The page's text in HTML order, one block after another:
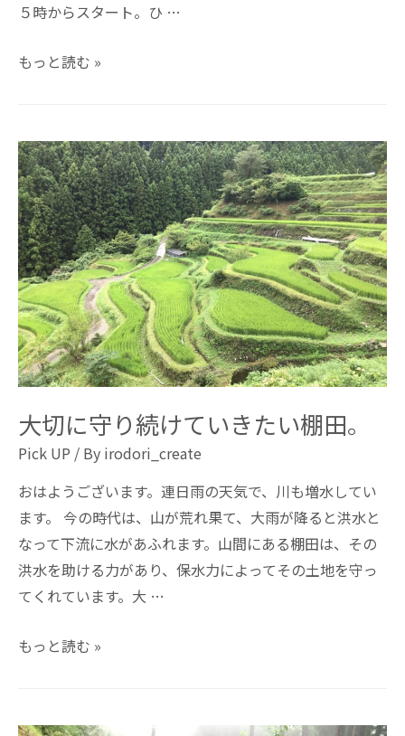
５時からスタート。ひ …
もっと読む »
大切に守り続けていきたい棚田。
Pick UP / By irodori_create
おはようございます。連日雨の天気で、川も増水してい
ます。 今の時代は、山が荒れ果て、大雨が降ると洪水と
なって下流に水があふれます。山間にある棚田は、その
洪水を助ける力があり、保水力によってその土地を守っ
てくれています。大 …
もっと読む »